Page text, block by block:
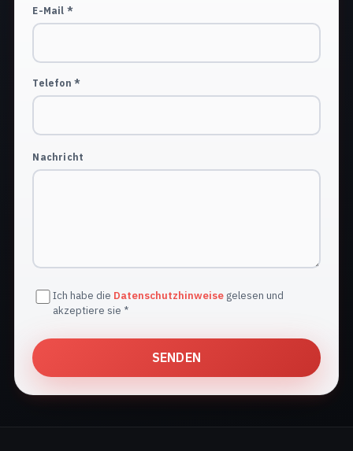
E-Mail *
Telefon *
Nachricht
Ich habe die Datenschutzhinweisegelesen und
akzeptiere sie *
SENDEN